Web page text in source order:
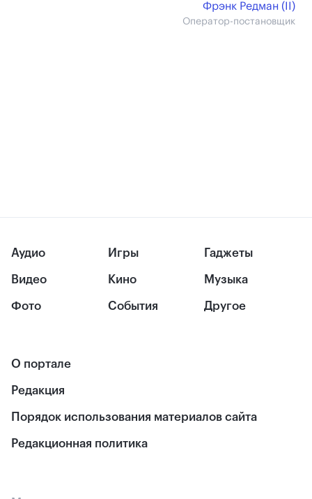
Фрэнк Редман (II)
Оператор-постановщик
Аудио
Видео
Фото
Игры
Кино
События
Гаджеты
Музыка
Другое
О портале
Редакция
Порядок использования материалов сайта
Редакционная политика